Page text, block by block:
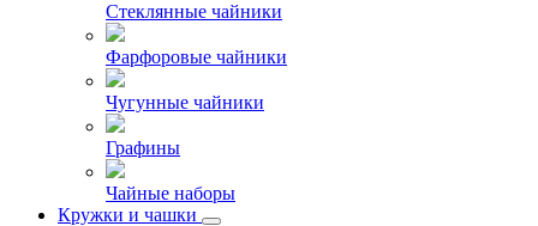
Стеклянные чайники
Фарфоровые чайники
Чугунные чайники
Графины
Чайные наборы
Кружки и чашки